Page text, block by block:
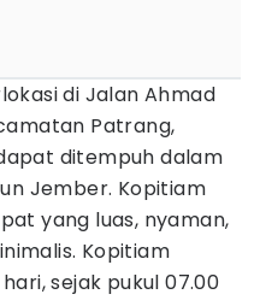
di Jalan Ahmad
Patrang,
ditempuh dalam
Jember. Kopitiam
yang luas, nyaman,
Kopitiam
sejak pukul 07.00